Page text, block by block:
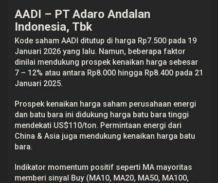
AADI – PT Adaro Andalan
Indonesia, Tbk
Kode saham AADI ditutup di harga Rp7.500 pada 19
Januari 2026 yang lalu. Namun, beberapa faktor
dinilai mendukung prospek kenaikan harga sebesar
7 – 12% atau antara Rp8.000 hingga Rp8.400 pada 21
Januari 2025.
Prospek kenaikan harga saham perusahaan energi
dan batu bara ini didukung harga batu bara tinggi
mendekati US$110/ton. Permintaan energi dari
China & Asia juga mendukung kenaikan harga batu
bara.
Indikator momentum positif seperti MA mayoritas
memberi sinyal Buy (MA10, MA20, MA50, MA100,